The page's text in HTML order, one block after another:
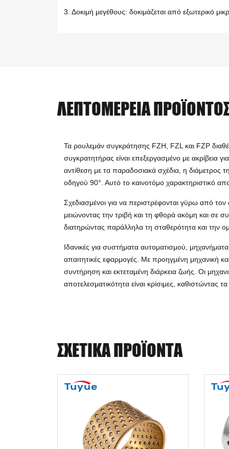
3. Δοκιμή μεγέθους: δοκιμάζεται από εξωτερικό
ΛΕΠΤΟΜΈΡΕΙΑ
Τα ρουλεμάν συγκράτησης FZH, FZL και FZP
συγκρατητήρας είναι επεξεργασμένο με ακρίβεια
αντίθεση με τα παραδοσιακά σχέδια, η
οδηγού 90°. Αυτό το καινοτόμο χαρακτηριστικό
Σχεδιασμένοι για να περιστρέφονται γύρω από
μειώνοντας την τριβή και τη φθορά ακόμη και σε
διατηρώντας παράλληλα τη σταθερότητα και την
Ιδανικές για συστήματα αυτοματισμού, μηχανήματα
απαιτητικές εφαρμογές. Με προηγμένη μηχανική
συντήρηση και εκτεταμένη διάρκεια ζωής. Οι
αποτελεσματικότητα είναι κρίσιμες, καθιστώντας
ΣΧΕΤΙΚΆ ΠΡΟΪΌΝΤΑ